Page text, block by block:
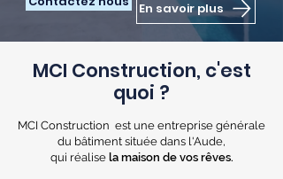
En savoir plus
MCI Construction, c'est
quoi ?
MCI Construction est une entreprise générale
du bâtiment située dans l'Aude,
qui réalisela maison de vos rêves.